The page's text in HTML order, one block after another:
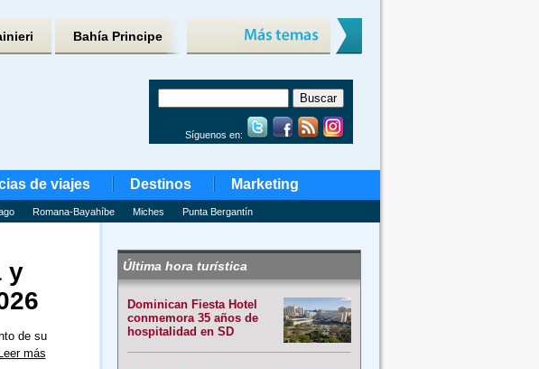
Bahía Principe
Síguenos en:
de viajes Destinos Marketing
Romana-Bayahíbe Miches Punta Bergantín
y
de su
Leer más
Última hora turística
Dominican Fiesta Hotel
conmemora 35 años de
hospitalidad en SD